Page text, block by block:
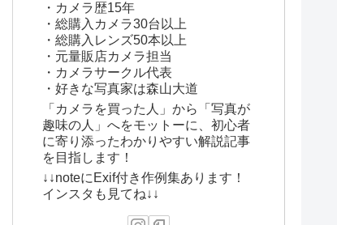
・カメラ歴15年
・総購入カメラ30台以上
・総購入レンズ50本以上
・元量販店カメラ担当
・カメラサークル代表
・好きな写真家は森山大道
「カメラを買った人」から「写真が
趣味の人」へをモットーに、初心者
に寄り添ったわかりやすい解説記事
を目指します！
↓↓noteにExif付き作例集あります！
インスタも見てね↓↓